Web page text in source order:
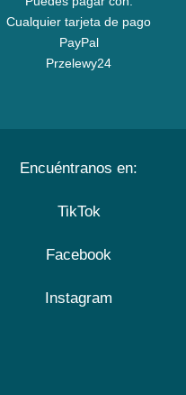
Cualquier tarjeta de pago
PayPal
Przelewy24
Encuéntranos en:
TikTok
Facebook
Instagram